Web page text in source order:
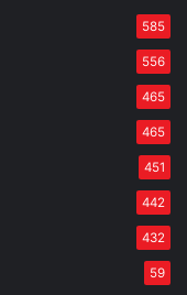
585
556
465
465
451
442
432
59